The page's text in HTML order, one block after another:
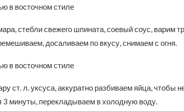
стебли свежего шпината, соевый соус, варим
досаливаем по вкусу, снимаем с огня.
ст. л. уксуса, аккуратно разбиваем яйца, чтобы
3 минуты, перекладываем в холодную воду.